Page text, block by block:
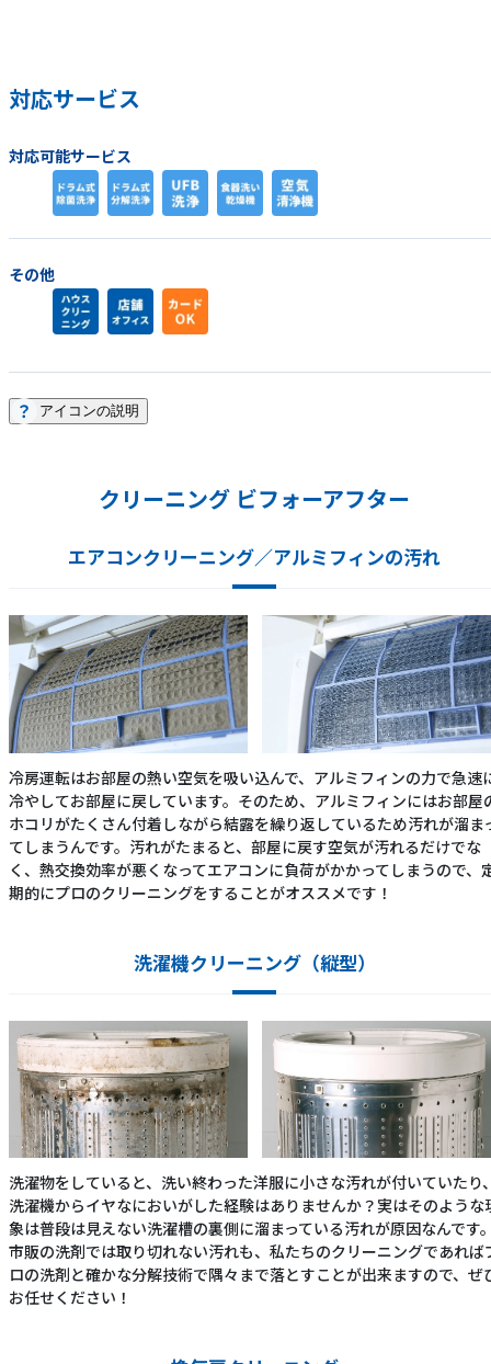
対応サービス
対応可能サービス
その他
アイコンの説明
クリーニング ビフォーアフター
エアコンクリーニング／アルミフィンの汚れ
冷房運転はお部屋の熱い空気を吸い込んで、アルミフィンの力で急速
冷やしてお部屋に戻しています。そのため、アルミフィンにはお部屋
ホコリがたくさん付着しながら結露を繰り返しているため汚れが溜ま
てしまうんです。汚れがたまると、部屋に戻す空気が汚れるだけでな
く、熱交換効率が悪くなってエアコンに負荷がかかってしまうので、
期的にプロのクリーニングをすることがオススメです！
洗濯機クリーニング（縦型）
洗濯物をしていると、洗い終わった洋服に小さな汚れが付いていたり
洗濯機からイヤなにおいがした経験はありませんか？実はそのような
象は普段は見えない洗濯槽の裏側に溜まっている汚れが原因なんです
市販の洗剤では取り切れない汚れも、私たちのクリーニングであれば
ロの洗剤と確かな分解技術で隅々まで落とすことが出来ますので、ぜ
お任せください！